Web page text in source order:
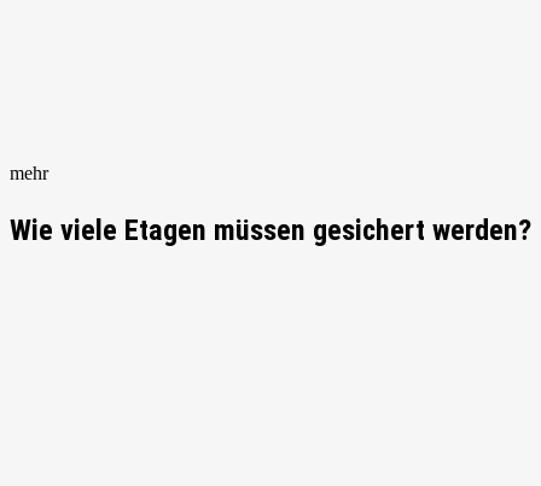
mehr
Wie viele Etagen müssen gesichert werden?